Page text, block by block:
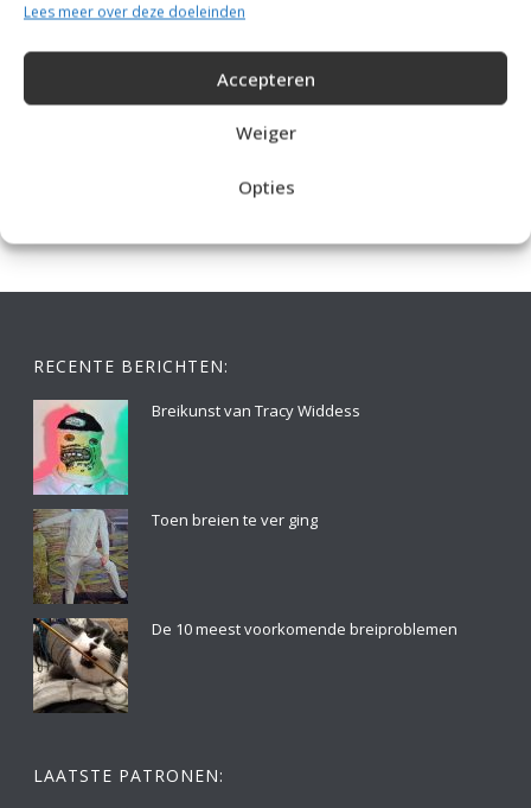
Lees meer over deze doeleinden
Accepteren
Weiger
Opties
RECENTE BERICHTEN:
Breikunst van Tracy Widdess
Toen breien te ver ging
De 10 meest voorkomende breiproblemen
LAATSTE PATRONEN: